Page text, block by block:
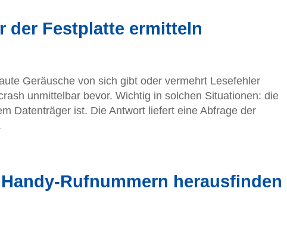
der Festplatte ermitteln
Geräusche von sich gibt oder vermehrt Lesefehler
unmittelbar bevor. Wichtig in solchen Situationen: die
Datenträger ist. Die Antwort liefert eine Abfrage der
Rufnummern herausfinden